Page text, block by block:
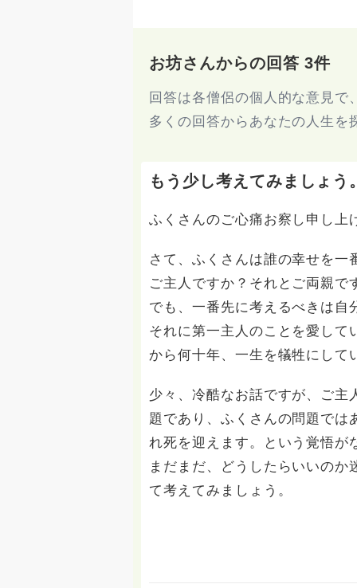
お坊さんからの回答 3件
回答は各僧侶の個人的な意見で
多くの回答からあなたの人生を
もう少し考えてみましょう。
ふくさんのご心痛お察し申し上
さて、ふくさんは誰の幸せを一
ご主人ですか？それとご両親で
でも、一番先に考えるべきは自
それに第一主人のことを愛して
から何十年、一生を犠牲にして
少々、冷酷なお話ですが、ご主
題であり、ふくさんの問題では
れ死を迎えます。という覚悟が
まだまだ、どうしたらいいの
て考えてみましょう。